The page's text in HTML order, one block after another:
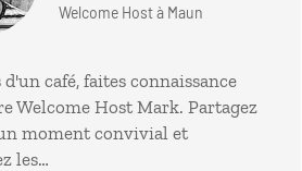
Welcome Host à Maun
d'un café, faites connaissance
Welcome Host Mark. Partagez
moment convivial et
les…